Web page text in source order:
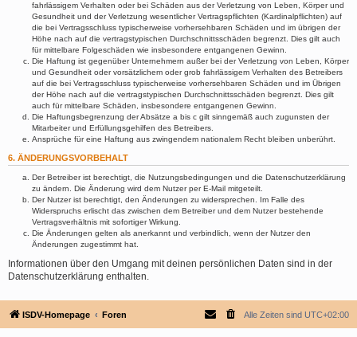
fahrlässigem Verhalten oder bei Schäden aus der Verletzung von Leben, Körper und
Gesundheit und der Verletzung wesentlicher Vertragspflichten (Kardinalpflichten) auf
die bei Vertragsschluss typischerweise vorhersehbaren Schäden und im übrigen der
Höhe nach auf die vertragstypischen Durchschnittsschäden begrenzt. Dies gilt auch
für mittelbare Folgeschäden wie insbesondere entgangenen Gewinn.
Die Haftung ist gegenüber Unternehmern außer bei der Verletzung von Leben, Körper
und Gesundheit oder vorsätzlichem oder grob fahrlässigem Verhalten des Betreibers
auf die bei Vertragsschluss typischerweise vorhersehbaren Schäden und im Übrigen
der Höhe nach auf die vertragstypischen Durchschnittsschäden begrenzt. Dies gilt
auch für mittelbare Schäden, insbesondere entgangenen Gewinn.
Die Haftungsbegrenzung der Absätze a bis c gilt sinngemäß auch zugunsten der
Mitarbeiter und Erfüllungsgehilfen des Betreibers.
Ansprüche für eine Haftung aus zwingendem nationalem Recht bleiben unberührt.
6. ÄNDERUNGSVORBEHALT
Der Betreiber ist berechtigt, die Nutzungsbedingungen und die Datenschutzerklärung
zu ändern. Die Änderung wird dem Nutzer per E-Mail mitgeteilt.
Der Nutzer ist berechtigt, den Änderungen zu widersprechen. Im Falle des
Widerspruchs erlischt das zwischen dem Betreiber und dem Nutzer bestehende
Vertragsverhältnis mit sofortiger Wirkung.
Die Änderungen gelten als anerkannt und verbindlich, wenn der Nutzer den
Änderungen zugestimmt hat.
Informationen über den Umgang mit deinen persönlichen Daten sind in der
Datenschutzerklärung enthalten.
ISDV-Homepage Foren Alle Zeiten sind UTC+02:00